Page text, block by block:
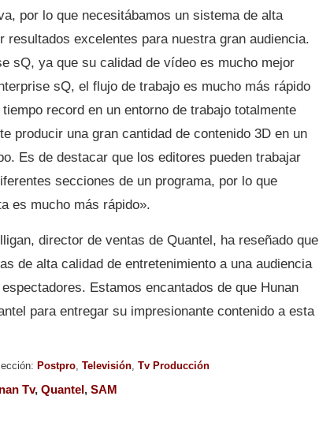
por lo que necesitábamos un sistema de alta
resultados excelentes para nuestra gran audiencia.
sQ, ya que su calidad de vídeo es mucho mejor
sQ, el flujo de trabajo es mucho más rápido
record en un entorno de trabajo totalmente
producir una gran cantidad de contenido 3D en un
Es de destacar que los editores pueden trabajar
secciones de un programa, por lo que
es mucho más rápido».
director de ventas de Quantel, ha reseñado que
de alta calidad de entretenimiento a una audiencia
Estamos encantados de que Hunan
para entregar su impresionante contenido a esta
Postpro Televisión Tv Producción
Tv, Quantel, SAM